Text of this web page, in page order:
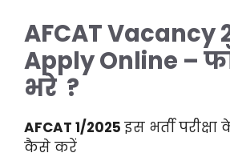
AFCATVacancy
Apply Online –
भरे ?
AFCAT 1/2025 इस भर्ती
कैसे करें